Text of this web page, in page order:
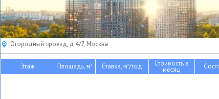
Огородный проезд, д 4/7, Москва
Этаж Площадь, м2 Ставка, м2/год Стоимость в
месяц